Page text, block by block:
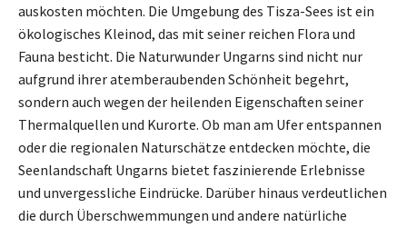
auskosten möchten. Die Umgebung des Tisza-Sees ist ein
ökologisches Kleinod, das mit seiner reichen Flora und
Fauna besticht. Die Naturwunder Ungarns sind nicht nur
aufgrund ihrer atemberaubenden Schönheit begehrt,
sondern auch wegen der heilenden Eigenschaften seiner
Thermalquellen und Kurorte. Ob man am Ufer entspannen
oder die regionalen Naturschätze entdecken möchte, die
Seenlandschaft Ungarns bietet faszinierende Erlebnisse
und unvergessliche Eindrücke. Darüber hinaus verdeutlichen
die durch Überschwemmungen und andere natürliche